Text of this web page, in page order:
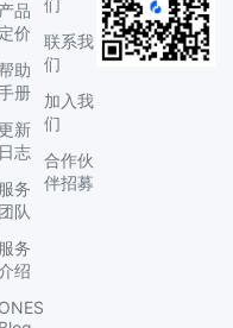
产品
定价
助
册
新
日志
服务
团队
服务
绍
ONES
联系我
们
加入我
们
合作伙
伴招募